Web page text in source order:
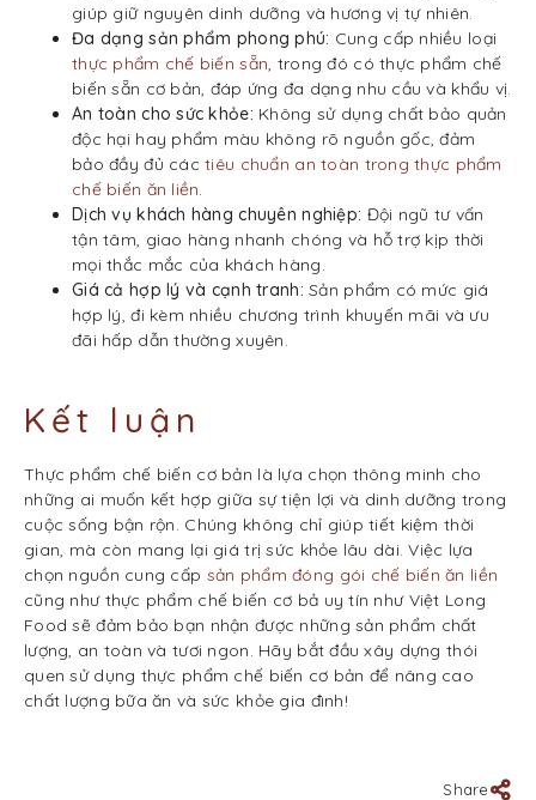
giúp giữ nguyên dinh dưỡng và hương vị tự nhiên.
Đa dạng sản phẩm phong phú: Cung cấp nhiều loại
thực phẩm chế biến sẵn, trong đó có thực phẩm chế
biến sẵn cơ bản, đáp ứng đa dạng nhu cầu và khẩu vị.
An toàn cho sức khỏe: Không sử dụng chất bảo quản
độc hại hay phẩm màu không rõ nguồn gốc, đảm
bảo đầy đủ cáctiêu chuẩn an toàn trong thực phẩm
chế biến ăn liền.
Dịch vụ khách hàng chuyên nghiệp: Đội ngũ tư vấn
tận tâm, giao hàng nhanh chóng và hỗ trợ kịp thời
mọi thắc mắc của khách hàng.
Giá cả hợp lý và cạnh tranh: Sản phẩm có mức giá
hợp lý, đi kèm nhiều chương trình khuyến mãi và ưu
đãi hấp dẫn thường xuyên.
Kết luận
Thực phẩm chế biến cơ bản là lựa chọn thông minh cho
những ai muốn kết hợp giữa sự tiện lợi và dinh dưỡng trong
cuộc sống bận rộn. Chúng không chỉ giúp tiết kiệm thời
gian, mà còn mang lại giá trị sức khỏe lâu dài. Việc lựa
chọn nguồn cung cấp sản phẩm đóng gói chế biến ăn liền
cũng như thực phẩm chế biến cơ bả uy tín như Việt Long
Food sẽ đảm bảo bạn nhận được những sản phẩm chất
lượng, an toàn và tươi ngon. Hãy bắt đầu xây dựng thói
quen sử dụng thực phẩm chế biến cơ bản để nâng cao
chất lượng bữa ăn và sức khỏe gia đình!
Share